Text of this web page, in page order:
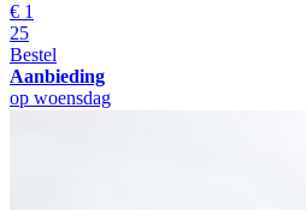
€ 1
25
Bestel
Aanbieding
op woensdag